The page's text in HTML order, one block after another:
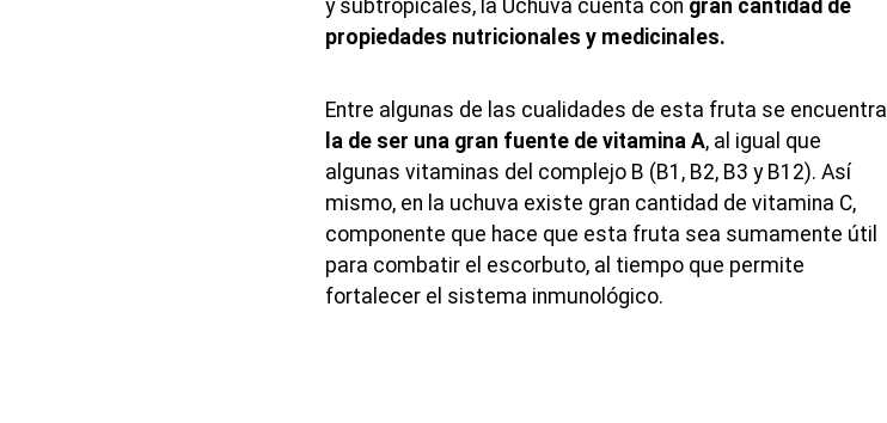
y subtropicales, la Uchuva cuenta con gran cantidad de
propiedades nutricionales y medicinales.
Entre algunas de las cualidades de esta fruta se encuentra
la de ser una gran fuente de vitamina A, al igual que
algunas vitaminas del complejo B (B1, B2, B3 y B12). Así
mismo, en la uchuva existe gran cantidad de vitamina C,
componente que hace que esta fruta sea sumamente útil
para combatir el escorbuto, al tiempo que permite
fortalecer el sistema inmunológico.